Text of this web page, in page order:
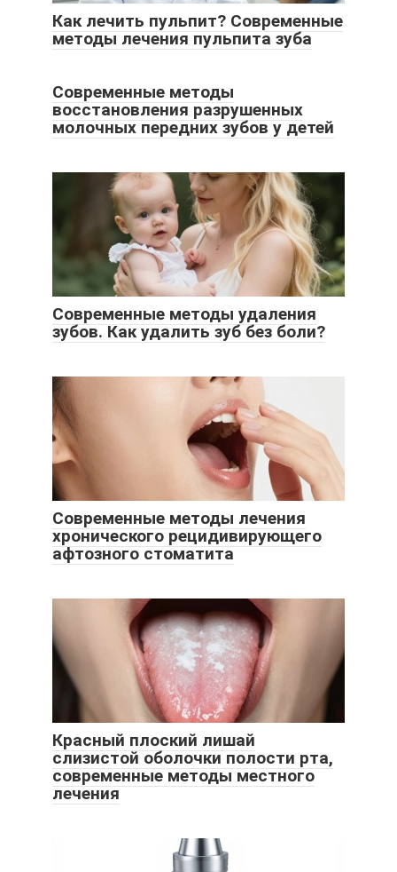
Как лечить пульпит? Современные
методы лечения пульпита зуба
Современные методы
восстановления разрушенных
молочных передних зубов у детей
Современные методы удаления
зубов. Как удалить зуб без боли?
Современные методы лечения
хронического рецидивирующего
афтозного стоматита
Красный плоский лишай
слизистой оболочки полости рта,
современные методы местного
лечения